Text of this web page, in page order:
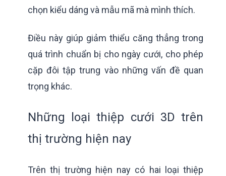
chọn kiểu dáng và mẫu mã mà mình thích.
Điều này giúp giảm thiểu căng thẳng trong
quá trình chuẩn bị cho ngày cưới, cho phép
cặp đôi tập trung vào những vấn đề quan
trọng khác.
Những loại thiệp cưới 3D trên
thị trường hiện nay
Trên thị trường hiện nay có hai loại thiệp